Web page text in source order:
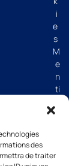
des
de traiter
i
e
s
M
e
n
ti
g